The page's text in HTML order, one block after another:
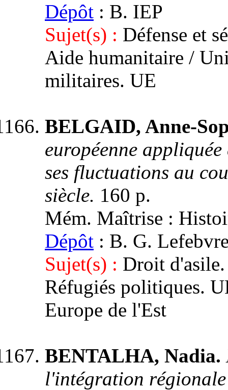
Dépôt : B. IEP
Sujet(s) : Défense et
Aide humanitaire /
militaires. UE
BELGAID, Anne-
européenne
ses fluctuations au
siècle. 160 p.
Mém. Maîtrise :
Dépôt : B. G.
Sujet(s) : Droit
Réfugiés politiques.
Europe de l'Est
BENTALHA, Nadia.
l'intégration